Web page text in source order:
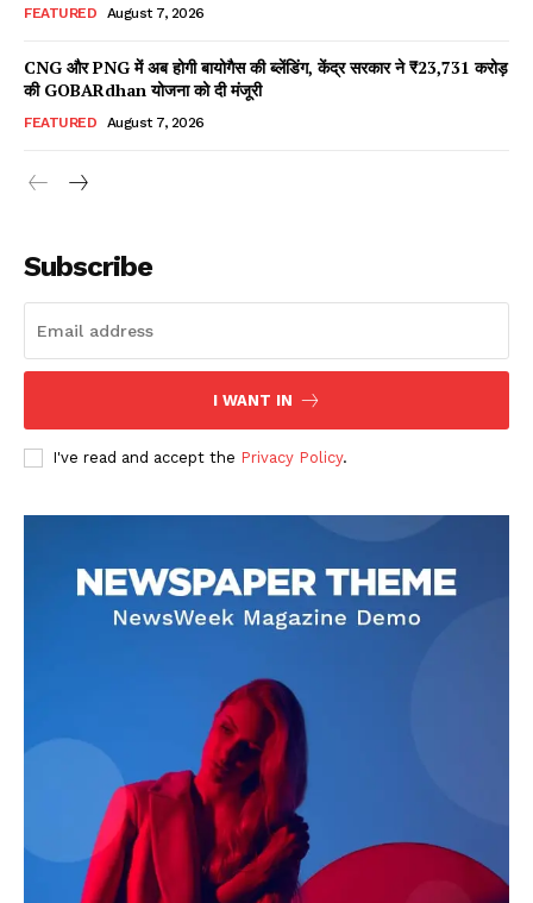
Read Latest News on AIN
DOWNLOAD NOW
AIN NEWS 1
Contact Us
About Us
Privacy Policy
Terms of Use Agreement
FEATURED August 7, 2026
CNG और PNG में अब होगी बायोगैस की ब्लेंडिंग, केंद्र सरकार ने ₹23,731 करोड़
की GOBARdhan योजना को दी मंजूरी
FEATURED August 7, 2026
Subscribe
I WANT IN
I've read and accept the Privacy Policy.